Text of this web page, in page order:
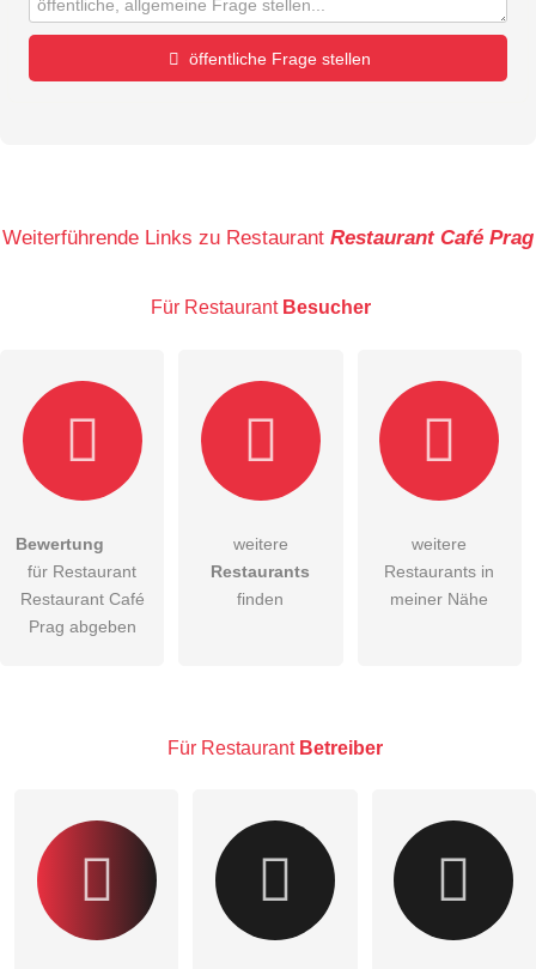
öffentliche Frage stellen
E-Mail-Adresse (wird nicht veröffentlicht)
Hiermit akzeptiere ich dieAGB
DieDatenschutzerklärung habe ich zur Kenntnis genommen.
Besucher sichtbar.
Weiterführende Links zu Restaurant Restaurant Café Prag
Für Restaurant Besucher
Bewertung
für Restaurant
Restaurant Café
Prag abgeben
weitere
Restaurants
finden
weitere
Restaurants in
meiner Nähe
Für Restaurant Betreiber